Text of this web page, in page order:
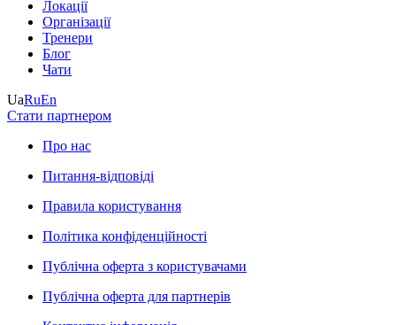
Локації
Організації
Тренери
Блог
Чати
UaRuEn
Стати партнером
Про нас
Питання-відповіді
Правила користування
Політика конфіденційності
Публічна оферта з користувачами
Публічна оферта для партнерів